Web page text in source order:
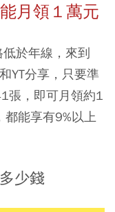
月領１萬元
於年線，來到
和YT分享，只要準
張，即可月領約1
能享有9%以上
少錢